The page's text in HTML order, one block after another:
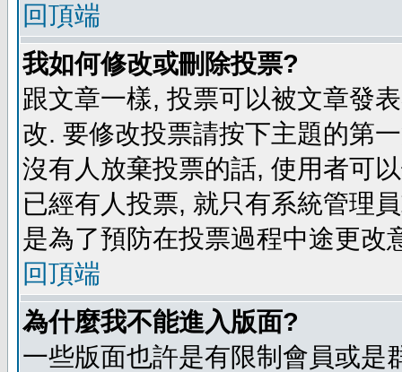
回頂端
我如何修改或刪除投票?
跟文章一樣, 投票可以被文章發
改. 要修改投票請按下主題的第
沒有人放棄投票的話, 使用者可
已經有人投票, 就只有系統管理
是為了預防在投票過程中途更改
回頂端
為什麼我不能進入版面?
一些版面也許是有限制會員或是